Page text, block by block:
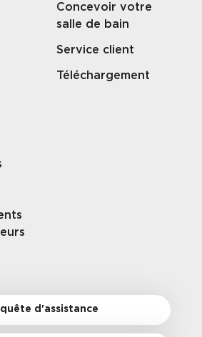
Concevoir votre
salle de bain
Service client
Téléchargement
d'assistance